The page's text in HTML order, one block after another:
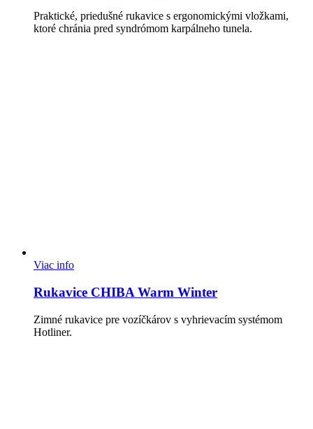
Praktické, priedušné rukavice s ergonomickými vložkami,
ktoré chránia pred syndrómom karpálneho tunela.
Viac info
Rukavice CHIBA Warm Winter
Zimné rukavice pre vozíčkárov s vyhrievacím systémom
Hotliner.